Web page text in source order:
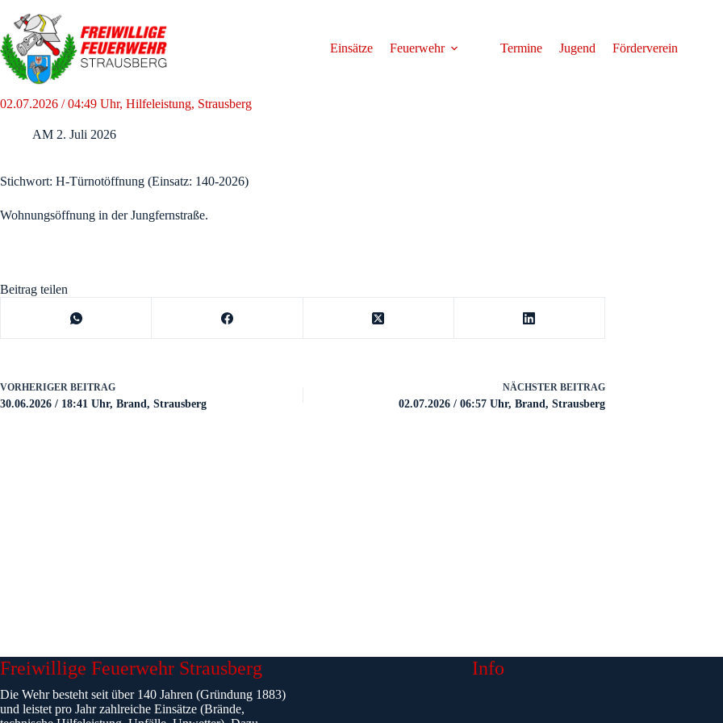
Inhalt
springen
Einsätze
Feuerwehr Termine Jugend Förderverein
02.07.2026 / 04:49 Uhr, Hilfeleistung, Strausberg
AM 2. Juli 2026
Stichwort: H-Türnotöffnung (Einsatz: 140-2026)
Wohnungsöffnung in der Jungfernstraße.
Beitrag teilen
VORHERIGER BEITRAG
30.06.2026 / 18:41 Uhr, Brand, Strausberg
NÄCHSTER BEITRAG
02.07.2026 / 06:57 Uhr, Brand, Strausberg
Freiwillige Feuerwehr Strausberg
Die Wehr besteht seit über 140 Jahren (Gründung 1883)
und leistet pro Jahr zahlreiche Einsätze (Brände,
Info